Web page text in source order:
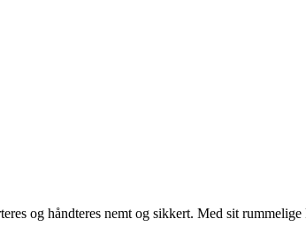
og håndteres nemt og sikkert. Med sit